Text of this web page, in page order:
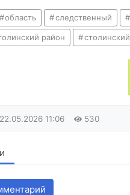
область следственный
район столинский
22.05.2026 11:06 530